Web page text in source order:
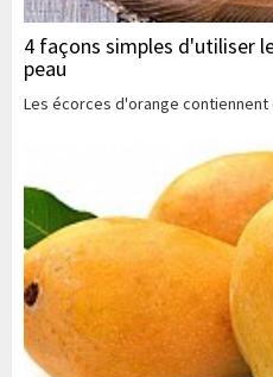
4 façons simples d'utiliser
peau
Les écorces d'orange contiennent